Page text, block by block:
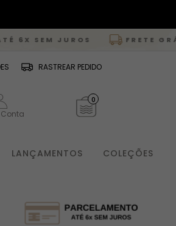
JUROS FRETE GRÁTISPARA
RASTREAR PEDIDO
0
LANÇAMENTOS COLEÇÕES